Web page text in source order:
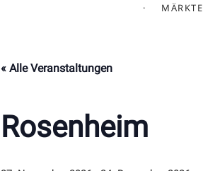
MÄRKTE
« Alle Veranstaltungen
Rosenheim